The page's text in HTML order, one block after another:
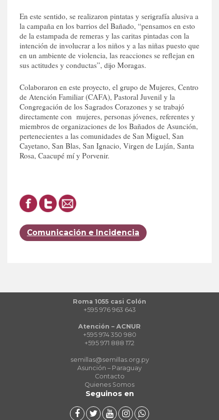
En este sentido, se realizaron pintatas y serigrafía alusiva a
la campaña en los barrios del Bañado, “pensamos en esto
de la estampada de remeras y las caritas pintadas con la
intención de involucrar a los niños y a las niñas puesto que
en un ambiente de violencia, las reacciones se reflejan en
sus actitudes y conductas”, dijo Moragas.
Colaboraron en este proyecto, el grupo de Mujeres, Centro
de Atención Familiar (CAFA), Pastoral Juvenil y la
Congregación de los Sagrados Corazones y se trabajó
directamente con mujeres, personas jóvenes, referentes y
miembros de organizaciones de los Bañados de Asunción,
pertenecientes a las comunidades de San Miguel, San
Cayetano, San Blas, San Ignacio, Virgen de Luján, Santa
Rosa, Caacupé mí y Porvenir.
Comunicación e Incidencia
Roma 1055 casi Colón
+595 976 963 643
Atención – ACNUR
+595 974 350 980
+595 971 888 172
semillas@semillas.org.py
Asunción – Paraguay
Contacto
Quienes Somos
Seguinos en